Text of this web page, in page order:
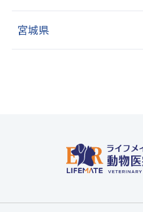
宮城県